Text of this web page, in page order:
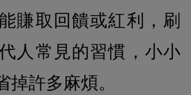
賺取回饋或紅利，刷
人常見的習慣，小小
許多麻煩。